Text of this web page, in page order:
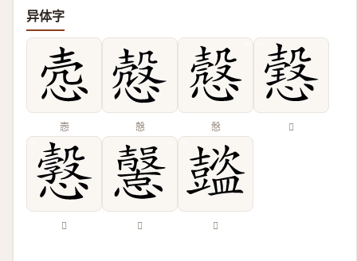
异体字
悫 慤 𢡱 𢢢
𢢿 𢤶 𧰕